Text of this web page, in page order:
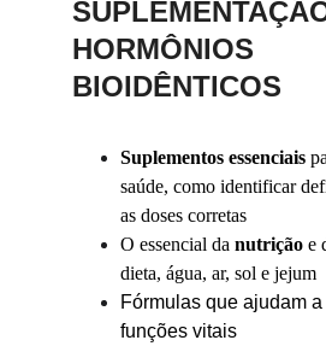
HORMÔNIOS
BIOIDÊNTICOS
Suplementos essenciais
saúde, como identificar
as doses corretas
O essencial da nutrição e
dieta, água, ar, sol e jejum
Fórmulas que ajudam
funções vitais